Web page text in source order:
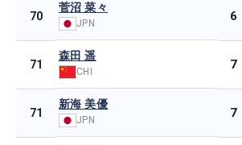
70
菅沼 菜々
JPN 6
71
森田 遥
CHI 7
71
新海 美優
JPN 7